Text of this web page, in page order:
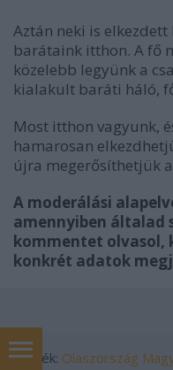
Aztán neki is
barátaink itthon. A fő
közelebb legyünk a
kialakult baráti háló,
Most itthon vagyunk,
hamarosan
újra megerősíthetjük
A moderálási
amennyiben
kommentet olvasol,
konkrét adatok
Címkék: Olaszország